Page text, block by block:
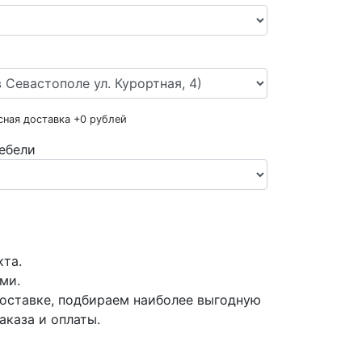
доставка +0 рублей
подбираем наиболее выгодную
и оплаты.